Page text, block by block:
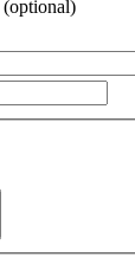
0
(optional)